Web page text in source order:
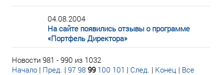
04.08.2004
На сайте появились отзывы о программе
«Портфель Директора»
Новости 981 - 990 из 1032
Начало | Пред. | 97 98 99 100 101 | След. | Конец | Все